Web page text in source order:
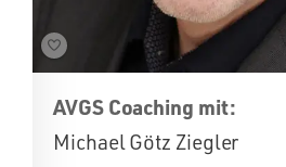
AVGS Coaching mit:
Michael Götz Ziegler